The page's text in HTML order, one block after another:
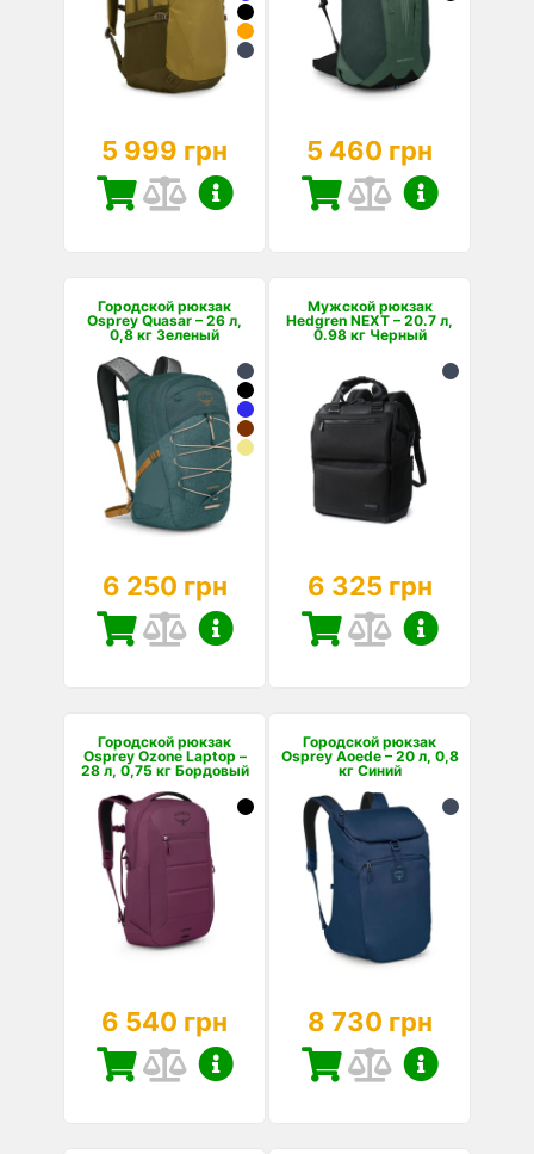
5 999 грн 5 460 грн
Городской рюкзак
Osprey Quasar – 26 л,
0,8 кг Зеленый
6 250 грн
Мужской рюкзак
Hedgren NEXT – 20.7 л,
0.98 кг Черный
6 325 грн
Городской рюкзак
Osprey Ozone Laptop –
28 л, 0,75 кг Бордовый
6 540 грн
Городской рюкзак
Osprey Aoede – 20 л, 0,8
кг Синий
8 730 грн